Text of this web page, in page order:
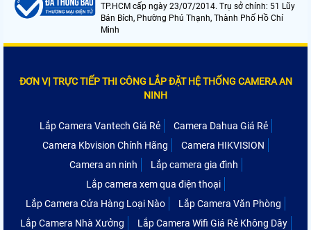
TP.HCM cấp ngày 23/07/2014. Trụ sở chính: 51 Lũy
Bán Bích, Phường Phú Thạnh, Thành Phố Hồ Chí
Minh
ĐƠN VỊ TRỰC TIẾP THI CÔNG LẮP ĐẶT HỆ THỐNG CAMERA AN
NINH
Lắp Camera Vantech Giá Rẻ
Camera Dahua Giá Rẻ
Camera Kbvision Chính Hãng
Camera HIKVISION
Camera an ninh
Lắp camera gia đình
Lắp camera xem qua điện thoại
Lắp Camera Cửa Hàng Loại Nào
Lắp Camera Văn Phòng
Lắp Camera Nhà Xưởng
Lắp Camera Wifi Giá Rẻ Không Dây